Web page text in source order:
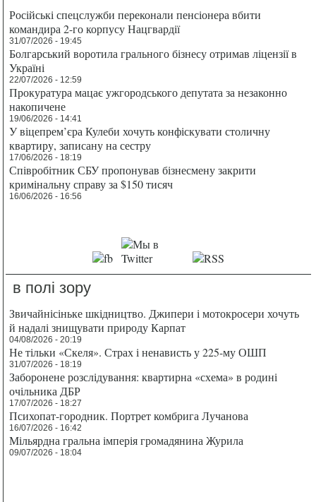
Російські спецслужби переконали пенсіонера вбити
командира 2-го корпусу Нацгвардії
31/07/2026 - 19:45
Болгарський воротила грального бізнесу отримав ліцензії в
Україні
22/07/2026 - 12:59
Прокуратура мацає ужгородського депутата за незаконно
накопичене
19/06/2026 - 14:41
У віцепрем’єра Кулеби хочуть конфіскувати столичну
квартиру, записану на сестру
17/06/2026 - 18:19
Співробітник СБУ пропонував бізнесмену закрити
кримінальну справу за $150 тисяч
16/06/2026 - 16:56
в полі зору
Звичайнісіньке шкідництво. Джипери і мотокросери хочуть
й надалі знищувати природу Карпат
04/08/2026 - 20:19
Не тільки «Скеля». Страх і ненависть у 225-му ОШП
31/07/2026 - 18:19
Заборонене розслідування: квартирна «схема» в родині
очільника ДБР
17/07/2026 - 18:27
Психопат-городник. Портрет комбрига Лучанова
16/07/2026 - 16:42
Мільярдна гральна імперія громадянина Журила
09/07/2026 - 18:04